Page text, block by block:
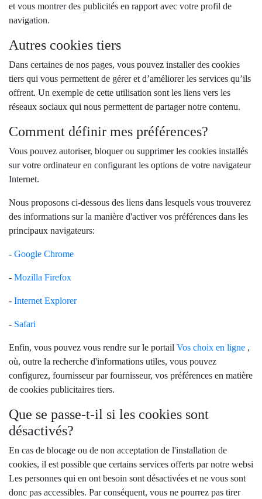
et vous montrer des publicités en rapport avec votre profil de
navigation.
Autres cookies tiers
Dans certaines de nos pages, vous pouvez installer des cookies
tiers qui vous permettent de gérer et d’améliorer les services qu’ils
offrent. Un exemple de cette utilisation sont les liens vers les
réseaux sociaux qui nous permettent de partager notre contenu.
Comment définir mes préférences?
Vous pouvez autoriser, bloquer ou supprimer les cookies installés
sur votre ordinateur en configurant les options de votre navigateur
Internet.
Nous proposons ci-dessous des liens dans lesquels vous trouverez
des informations sur la manière d'activer vos préférences dans les
principaux navigateurs:
- Google Chrome
- Mozilla Firefox
- Internet Explorer
- Safari
Enfin, vous pouvez vous rendre sur le portail Vos choix en ligne ,
où, outre la recherche d'informations utiles, vous pouvez
configurez, fournisseur par fournisseur, vos préférences en matière
de cookies publicitaires tiers.
Que se passe-t-il si les cookies sont
désactivés?
En cas de blocage ou de non acceptation de l'installation de
cookies, il est possible que certains services offerts par notre websi
Les personnes qui en ont besoin sont désactivées et ne vous sont
donc pas accessibles. Par conséquent, vous ne pourrez pas tirer